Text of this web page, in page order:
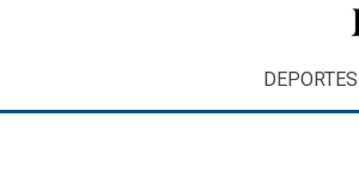
DEPORTES